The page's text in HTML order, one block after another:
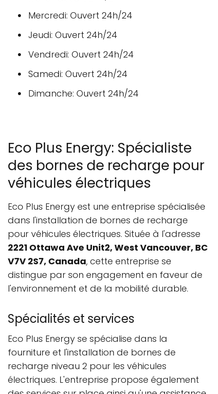
Mercredi: Ouvert 24h/24
Jeudi: Ouvert 24h/24
Vendredi: Ouvert 24h/24
Samedi: Ouvert 24h/24
Dimanche: Ouvert 24h/24
Eco Plus Energy: Spécialiste
des bornes de recharge pour
véhicules électriques
Eco Plus Energy est une entreprise spécialisée
dans l'installation de bornes de recharge
pour véhicules électriques. Située à l'adresse
2221 Ottawa Ave Unit2, West Vancouver, BC
V7V 2S7, Canada, cette entreprise se
distingue par son engagement en faveur de
l'environnement et de la mobilité durable.
Spécialités et services
Eco Plus Energy se spécialise dans la
fourniture et l'installation de bornes de
recharge niveau 2 pour les véhicules
électriques. L'entreprise propose également